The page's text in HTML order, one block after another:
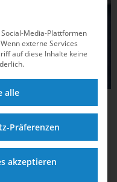
für das
sichert sich das DSV-
Media-Plattformen
externe Services
auf diese Inhalte keine
alle
Präferenzen
akzeptieren